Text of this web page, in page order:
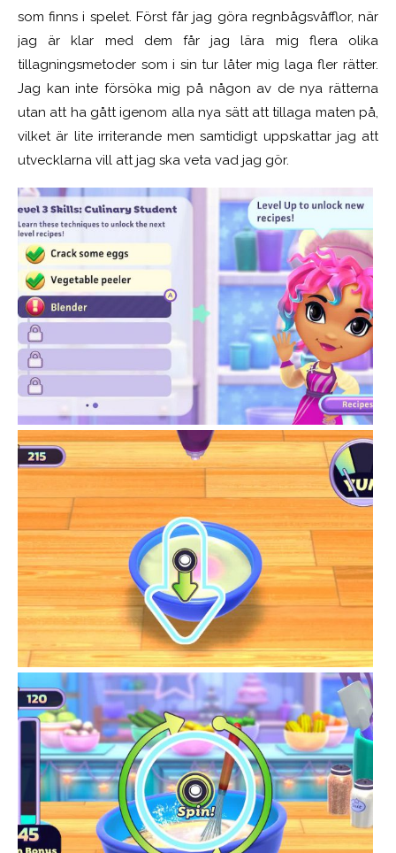
som finns i spelet. Först får jag göra regnbågsvåfflor, när
jag är klar med dem får jag lära mig flera olika
tillagningsmetoder som i sin tur låter mig laga fler rätter.
Jag kan inte försöka mig på någon av de nya rätterna
utan att ha gått igenom alla nya sätt att tillaga maten på,
vilket är lite irriterande men samtidigt uppskattar jag att
utvecklarna vill att jag ska veta vad jag gör.